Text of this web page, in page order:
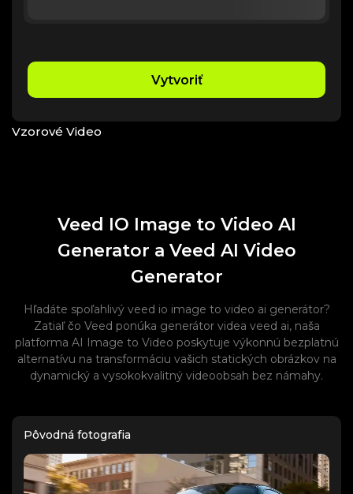
Vytvoriť
Vzorové Video
Veed IO Image to Video AI
Generator a Veed AI Video
Generator
Hľadáte spoľahlivý veed io image to video ai generátor?
Zatiaľ čo Veed ponúka generátor videa veed ai, naša
platforma AI Image to Video poskytuje výkonnú bezplatnú
alternatívu na transformáciu vašich statických obrázkov na
dynamický a vysokokvalitný videoobsah bez námahy.
Pôvodná fotografia